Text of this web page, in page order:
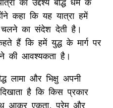
कहा कि यह यात्रा हमें
का संदेश देती है।
हैं कि हमें युद्ध के मार्ग पर
की आवश्यकता है।
लामा और भिक्षु अपनी
है कि किस प्रकार